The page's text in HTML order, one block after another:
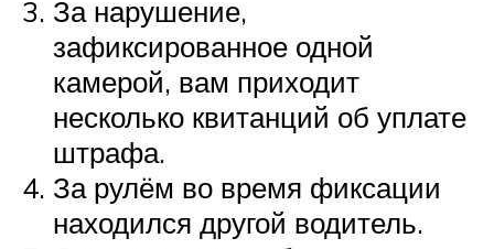
За нарушение,
зафиксированное одной
камерой, вам приходит
несколько квитанций об уплате
штрафа.
За рулём во время фиксации
находился другой водитель.